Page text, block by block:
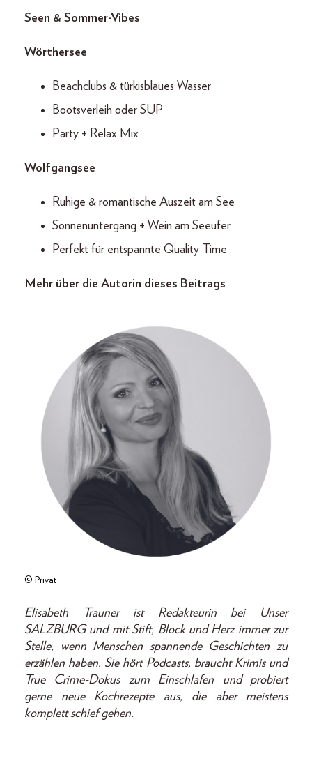
Seen & Sommer-Vibes
Wörthersee
Beachclubs & türkisblaues Wasser
Bootsverleih oder SUP
Party + Relax Mix
Wolfgangsee
Ruhige & romantische Auszeit am See
Sonnenuntergang + Wein am Seeufer
Perfekt für entspannte Quality Time
Mehr über die Autorin dieses Beitrags
© Privat
Elisabeth Trauner ist Redakteurin bei Unser
SALZBURG und mit Stift, Block und Herz immer zur
Stelle, wenn Menschen spannende Geschichten zu
erzählen haben. Sie hört Podcasts, braucht Krimis und
True Crime-Dokus zum Einschlafen und probiert
gerne neue Kochrezepte aus, die aber meistens
komplett schief gehen.